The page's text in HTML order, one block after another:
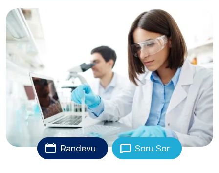
Randevu Soru Sor